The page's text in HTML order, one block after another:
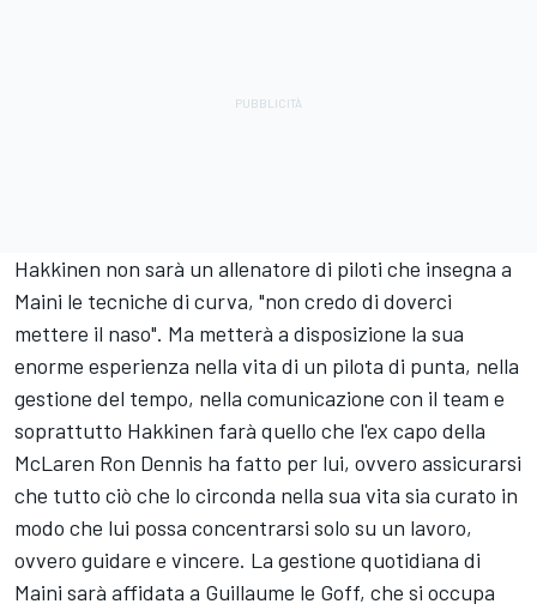
Hakkinen non sarà un allenatore di piloti che insegna a
Maini le tecniche di curva, "non credo di doverci
mettere il naso". Ma metterà a disposizione la sua
enorme esperienza nella vita di un pilota di punta, nella
gestione del tempo, nella comunicazione con il team e
soprattutto Hakkinen farà quello che l'ex capo della
McLaren Ron Dennis ha fatto per lui, ovvero assicurarsi
che tutto ciò che lo circonda nella sua vita sia curato in
modo che lui possa concentrarsi solo su un lavoro,
ovvero guidare e vincere. La gestione quotidiana di
Maini sarà affidata a Guillaume le Goff, che si occupa